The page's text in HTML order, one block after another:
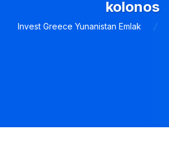
kolonos
Invest Greece Yunanistan Emlak